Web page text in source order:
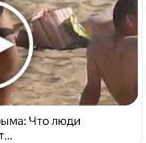
Что люди